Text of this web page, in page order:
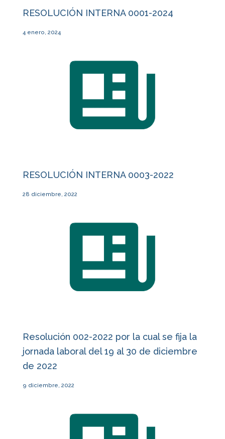
RESOLUCIÓN INTERNA 0001-2024
4 enero, 2024
RESOLUCIÓN INTERNA 0003-2022
28 diciembre, 2022
Resolución 002-2022 por la cual se fija la
jornada laboral del 19 al 30 de diciembre
de 2022
9 diciembre, 2022